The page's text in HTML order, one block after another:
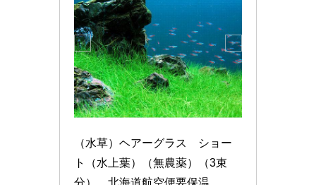
（水草）ヘアーグラス　ショー
ト（水上葉）（無農薬）（3束
分）　北海道航空便要保温